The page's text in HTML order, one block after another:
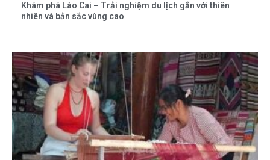
Khám phá Lào Cai – Trải nghiệm du lịch gắn với thiên
nhiên và bản sắc vùng cao